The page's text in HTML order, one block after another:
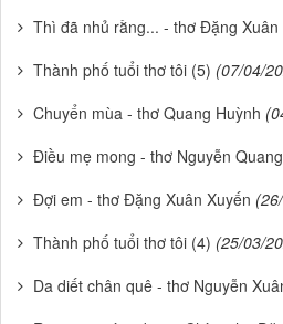
Thì đã nhủ rằng... - thơ Đặng Xuân
Thành phố tuổi thơ tôi (5) (07/04/
Chuyển mùa - thơ Quang Huỳnh
Điều mẹ mong - thơ Nguyễn
Đợi em - thơ Đặng Xuân Xuyến
Thành phố tuổi thơ tôi (4) (25/03/
Da diết chân quê - thơ Nguyễn